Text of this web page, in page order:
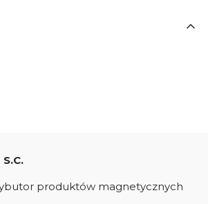
produktów magnetycznych